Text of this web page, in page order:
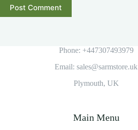
Post Comment
Phone: +447307493979
Email: sales@sarmstore.uk
Plymouth, UK
Main Menu